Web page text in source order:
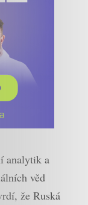
analytik a
věd
že Ruská